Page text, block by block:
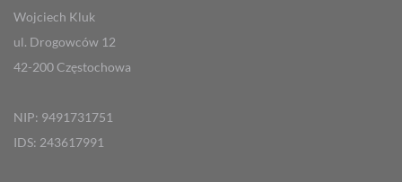
Wojciech Kluk
ul. Drogowców 12
42-200 Częstochowa
NIP: 9491731751
IDS: 243617991